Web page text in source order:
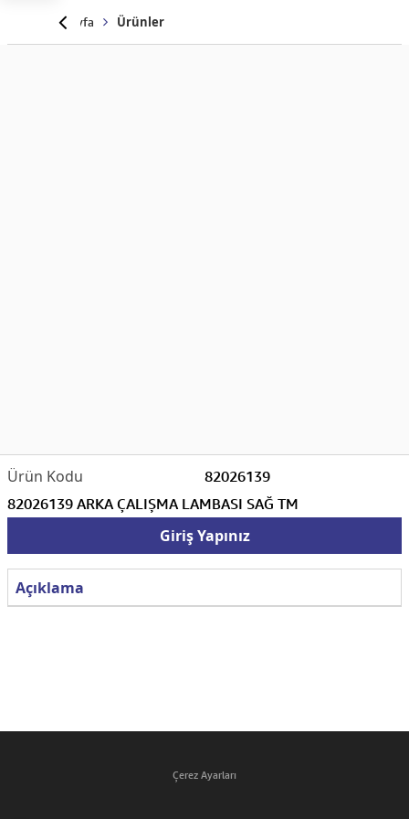
Anasayfa Ürünler
82026139
82026139 ARKA ÇALIŞMA LAMBASI SAĞ TM
Giriş Yapınız
Açıklama
Çerez Ayarları